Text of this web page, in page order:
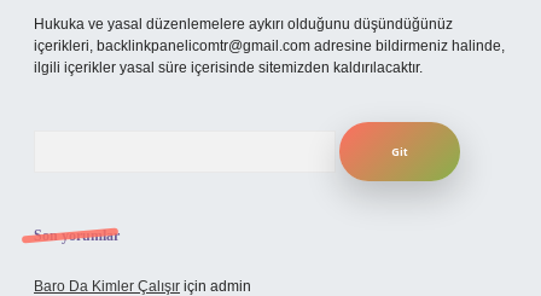
Hukuka ve yasal düzenlemelere aykırı olduğunu düşündüğünüz
içerikleri, backlinkpanelicomtr@gmail.com adresine bildirmeniz halinde,
ilgili içerikler yasal süre içerisinde sitemizden kaldırılacaktır.
Son yorumlar
Baro Da Kimler Çalışır için admin